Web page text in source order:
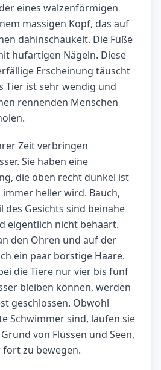
eines walzenförmigen
massigen Kopf, das auf
dahinschaukelt. Die Füße
hufartigen Nägeln. Diese
Erscheinung täuscht
Tier ist sehr wendig und
rennenden Menschen
Zeit verbringen
Sie haben eine
die oben recht dunkel ist
heller wird. Bauch,
des Gesichts sind beinahe
eigentlich nicht behaart.
den Ohren und auf der
ein paar borstige Haare.
die Tiere nur vier bis fünf
bleiben können, werden
geschlossen. Obwohl
Schwimmer sind, laufen sie
von Flüssen und Seen,
fort zu bewegen.